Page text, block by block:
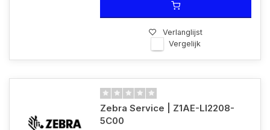
Verlanglijst
Vergelijk
Zebra Service | Z1AE-LI2208-
5C00